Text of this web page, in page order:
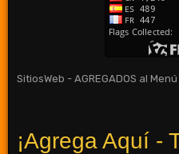
SitiosWeb - AGREGADOS al
¡Agrega Aquí -